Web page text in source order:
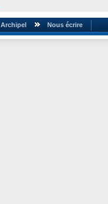
Archipel Nous écrire